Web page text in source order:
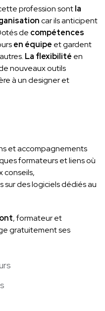
profession sontla
car ils anticipent
de compétences
en équipe et gardent
La flexibilité en
nouveaux outils
à un designer et
et accompagnements
formateurs et liens où
conseils,
des logiciels dédiés au
, formateur et
gratuitement ses